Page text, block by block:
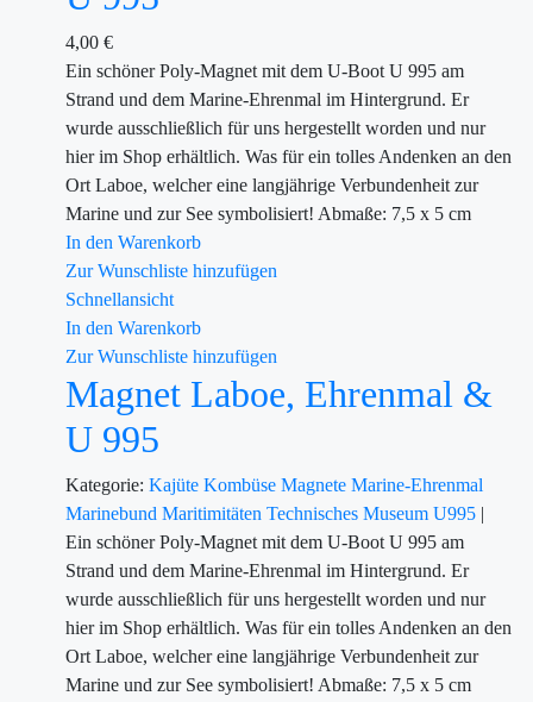
4,00 €
Ein schöner Poly-Magnet mit dem U-Boot U 995 am
Strand und dem Marine-Ehrenmal im Hintergrund. Er
wurde ausschließlich für uns hergestellt worden und nur
hier im Shop erhältlich. Was für ein tolles Andenken an den
Ort Laboe, welcher eine langjährige Verbundenheit zur
Marine und zur See symbolisiert! Abmaße: 7,5 x 5 cm
In den Warenkorb
Zur Wunschliste hinzufügen
Schnellansicht
In den Warenkorb
Zur Wunschliste hinzufügen
Magnet Laboe, Ehrenmal &
U 995
Kategorie: Kajüte Kombüse Magnete Marine-Ehrenmal
Marinebund Maritimitäten Technisches Museum U995 |
Ein schöner Poly-Magnet mit dem U-Boot U 995 am
Strand und dem Marine-Ehrenmal im Hintergrund. Er
wurde ausschließlich für uns hergestellt worden und nur
hier im Shop erhältlich. Was für ein tolles Andenken an den
Ort Laboe, welcher eine langjährige Verbundenheit zur
Marine und zur See symbolisiert! Abmaße: 7,5 x 5 cm